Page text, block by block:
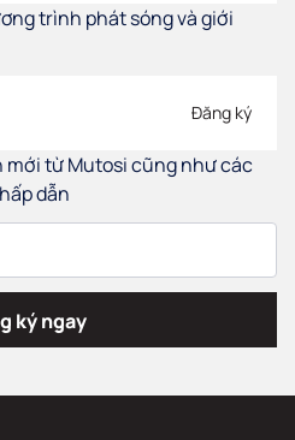
trình phát sóng và giới
Đăng ký
từ Mutosi cũng như các
dẫn
ký ngay